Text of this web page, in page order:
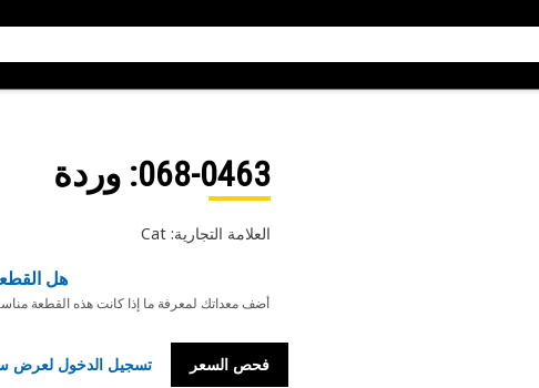
068-0463: وردة
العلامة التجارية: Cat
هل
أضف معداتك لمعرفة ما إذا كانت هذه القطعة
فحص السعر تسجيل الدخول لعرض